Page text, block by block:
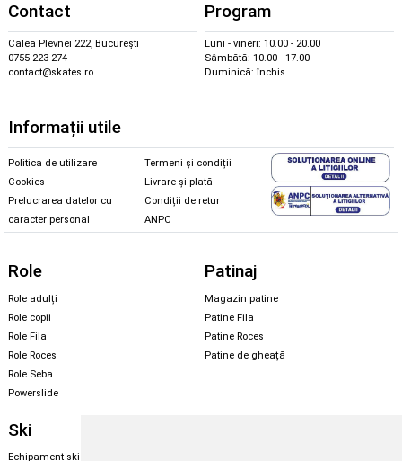
Contact
Calea Plevnei 222, București
0755 223 274
contact@skates.ro
Program
Luni - vineri: 10.00 - 20.00
Sâmbătă: 10.00 - 17.00
Duminică: închis
Informații utile
Politica de utilizare
Cookies
Prelucrarea datelor cu
caracter personal
Termeni și condiții
Livrare și plată
Condiții de retur
ANPC
Role
Role adulți
Role copii
Role Fila
Role Roces
Role Seba
Powerslide
Patinaj
Magazin patine
Patine Fila
Patine Roces
Patine de gheață
Ski
Echipament ski